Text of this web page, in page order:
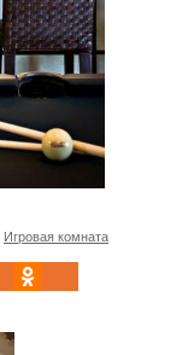
Игровая комната